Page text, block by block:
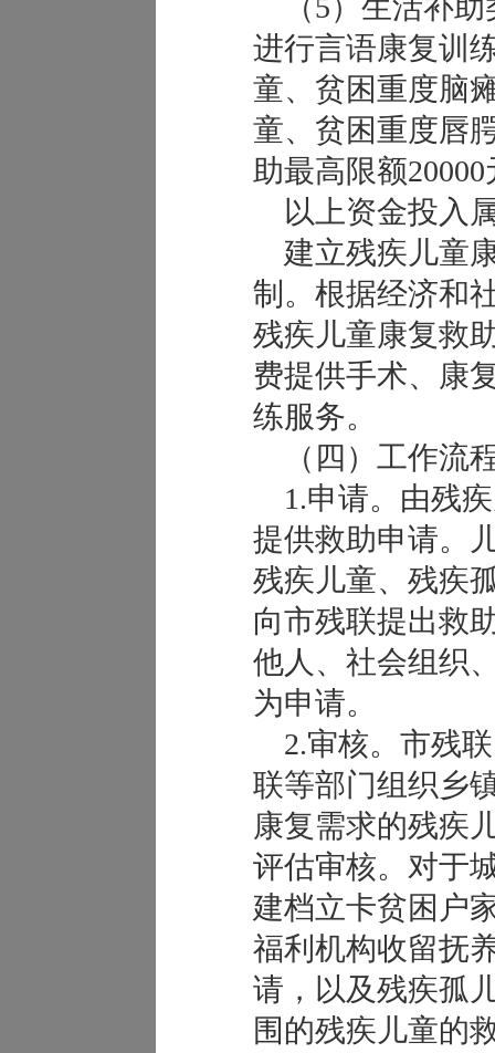
（5）生活补助
进行言语康复训
童、贫困重度脑
童、贫困重度唇
助最高限额
以上资金投入
建立残疾儿童
制。根据经济和
残疾儿童康复救
费提供手术、康
练服务。
（四）工作流
1.申请。由残
提供救助申请。
残疾儿童、残疾
向市残联提出救
他人、社会组织
为申请。
2.审核。市残
联等部门组织乡
康复需求的残疾
评估审核。对于
建档立卡贫困户
福利机构收留抚
请，以及残疾孤
围的残疾儿童的